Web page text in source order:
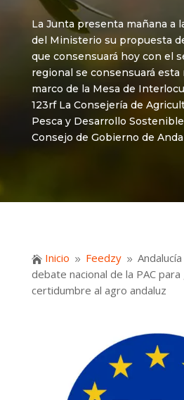
La Junta presenta mañana a
del Ministerio su propuesta
que consensuará hoy con el
regional se consensuará
marco de la Mesa de
123rf La Consejería de
Pesca y Desarrollo
Consejo de Gobierno de
 Inicio 9 Feedzy 9
debate nacional de la PAC
certidumbre al agro andaluz